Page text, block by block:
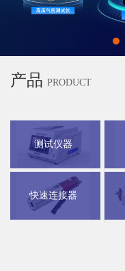
产品 PRODUCT
测试仪器
快速连接器